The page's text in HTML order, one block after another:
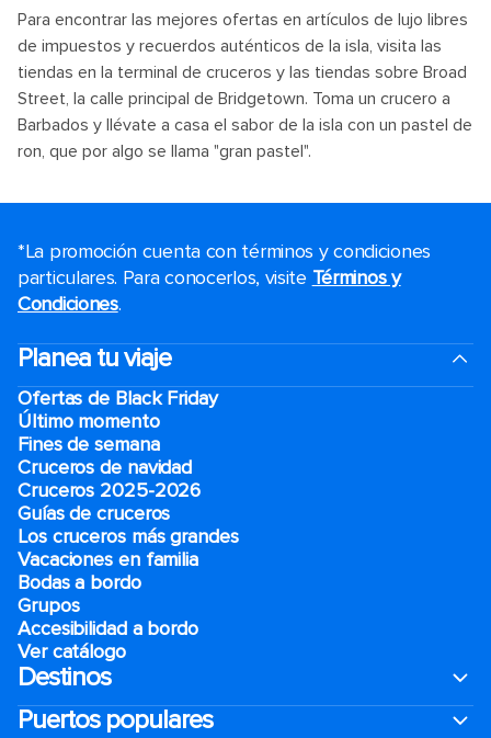
Para encontrar las mejores ofertas en artículos de lujo libres
de impuestos y recuerdos auténticos de la isla, visita las
tiendas en la terminal de cruceros y las tiendas sobre Broad
Street, la calle principal de Bridgetown. Toma un crucero a
Barbados y llévate a casa el sabor de la isla con un pastel de
ron, que por algo se llama "gran pastel".
*La promoción cuenta con términos y condiciones
particulares. Para conocerlos, visite Términos y
Condiciones.
Planea tu viaje
Ofertas de Black Friday
Último momento
Fines de semana
Cruceros de navidad
Cruceros 2025-2026
Guías de cruceros
Los cruceros más grandes
Vacaciones en familia
Bodas a bordo
Grupos
Accesibilidad a bordo
Ver catálogo
Destinos
Puertos populares